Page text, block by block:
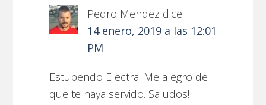
Pedro Mendez dice
14 enero, 2019 a las 12:01
PM
Estupendo Electra. Me alegro de
que te haya servido. Saludos!